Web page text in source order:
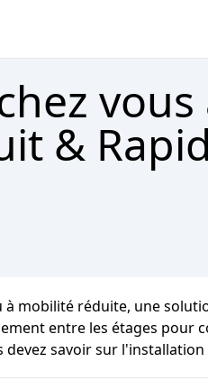
vous
&
mobilité réduite, une
entre les étages pour
savoir sur